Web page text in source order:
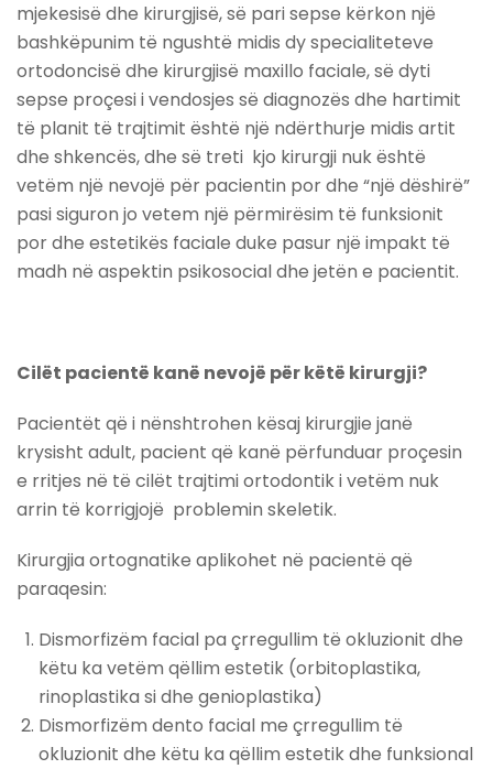
mjekesisë dhe kirurgjisë, së pari sepse kërkon një
bashkëpunim të ngushtë midis dy specialiteteve
ortodoncisë dhe kirurgjisë maxillo faciale, së dyti
sepse proçesi i vendosjes së diagnozës dhe hartimit
të planit të trajtimit është një ndërthurje midis artit
dhe shkencës, dhe së treti kjo kirurgji nuk është
vetëm një nevojë për pacientin por dhe “një dëshirë”
pasi siguron jo vetem një përmirësim të funksionit
por dhe estetikës faciale duke pasur një impakt të
madh në aspektin psikosocial dhe jetën e pacientit.
Cilët pacientë kanë nevojë për këtë kirurgji?
Pacientët që i nënshtrohen kësaj kirurgjie janë
krysisht adult, pacient që kanë përfunduar proçesin
e rritjes në të cilët trajtimi ortodontik i vetëm nuk
arrin të korrigjojë problemin skeletik.
Kirurgjia ortognatike aplikohet në pacientë që
paraqesin:
Dismorfizëm facial pa çrregullim të okluzionit dhe
këtu ka vetëm qëllim estetik (orbitoplastika,
rinoplastika si dhe genioplastika)
Dismorfizëm dento facial me çrregullim të
okluzionit dhe këtu ka qëllim estetik dhe funksional